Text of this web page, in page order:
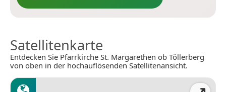
Satellitenkarte
Entdecken Sie Pfarrkirche St. Margarethen ob Töllerberg
von oben in der hochauflösenden Satellitenansicht.